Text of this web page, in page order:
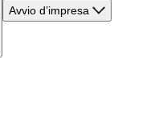
Avvio d’impresa